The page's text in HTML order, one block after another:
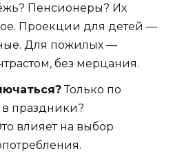
Пенсионеры? Их
Проекции для детей —
Для пожилых —
без мерцания.
Только по
в праздники?
влияет на выбор